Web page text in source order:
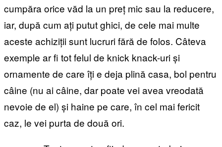
cumpăra orice văd la un preț mic sau la reducere,
iar, după cum ați putut ghici, de cele mai multe
aceste achiziții sunt lucruri fără de folos. Câteva
exemple ar fi tot felul de knick knack-uri și
ornamente de care îți e deja plină casa, bol pentru
câine (nu ai câine, dar poate vei avea vreodată
nevoie de el) și haine pe care, în cel mai fericit
caz, le vei purta de două ori.